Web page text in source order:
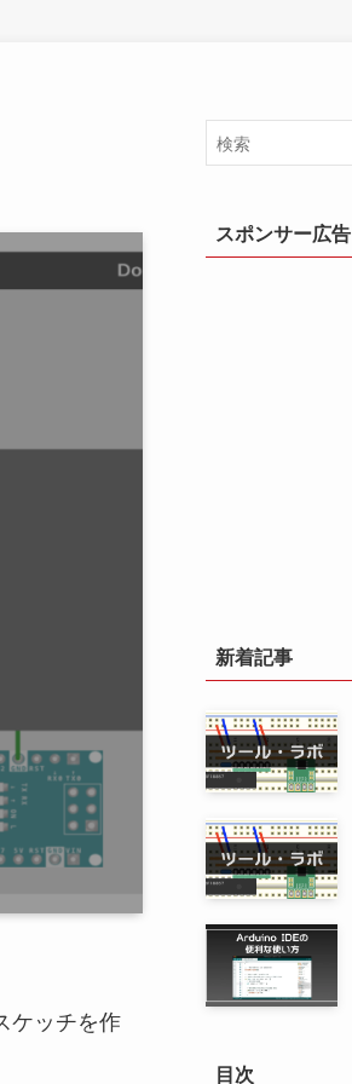
ケッチを作
スポンサー広告
新着記事
目次